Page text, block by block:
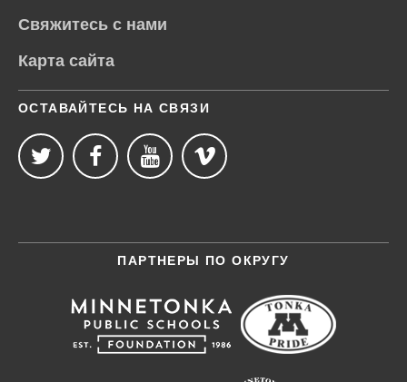
Свяжитесь с нами
Карта сайта
ОСТАВАЙТЕСЬ НА СВЯЗИ
ПАРТНЕРЫ ПО ОКРУГУ